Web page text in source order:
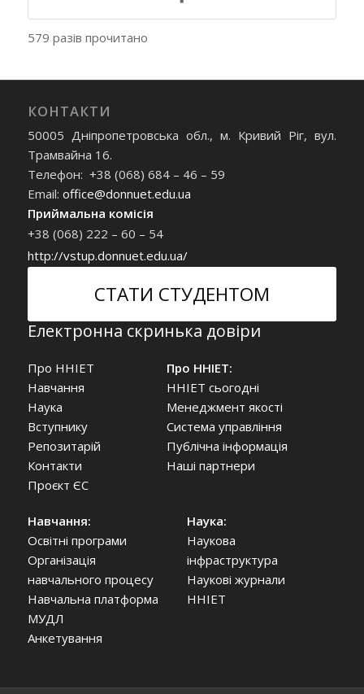
579 разів прочитано
КОНТАКТИ
50005 Дніпропетровська обл., м. Кривий Ріг, вул.
Трамвайна 16.
Телефон: +38 (068) 684 – 46 – 59
Email: office@donnuet.edu.ua
Приймальна комісія
+38 (068) 222 – 60 – 54
http://vstup.donnuet.edu.ua/
СТАТИ СТУДЕНТОМ
Електронна скринька довіри
Про ННІЕТ
Навчання
Наука
Вступнику
Репозитарій
Контакти
Проєкт ЄС
Про ННІЕТ:
ННІЕТ сьогодні
Менеджмент якості
Система управління
Публічна інформація
Наші партнери
Навчання:
Освітні програми
Організація
навчального процесу
Навчальна платформа
МУДЛ
Анкетування
Наука:
Наукова
інфраструктура
Наукові журнали
ННІЕТ